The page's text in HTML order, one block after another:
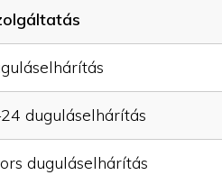
duguláselhárítás
duguláselhárítás